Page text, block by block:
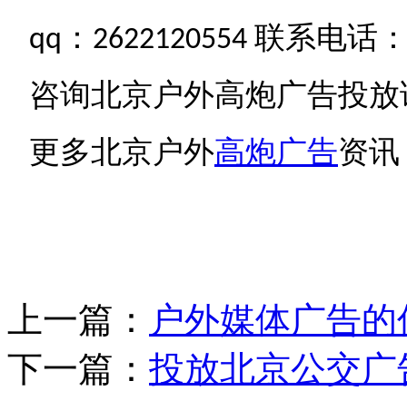
qq ： 2622120554 联系电话
咨询北京户外高炮广告投
更多北京户外高炮广告资
上一篇： 户外媒体广告
下一篇： 投放北京公交广